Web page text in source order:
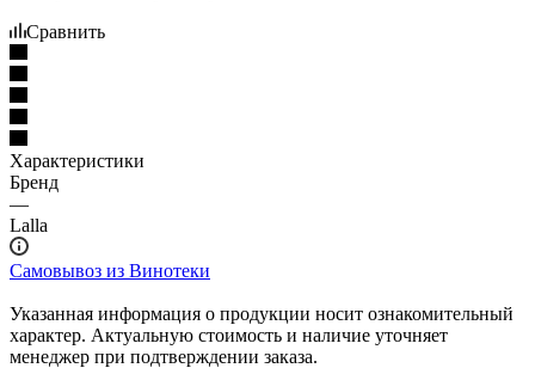
Сравнить
Характеристики
Бренд
—
Lalla
Самовывоз из Винотеки
Указанная информация о продукции носит ознакомительный
характер. Актуальную стоимость и наличие уточняет
менеджер при подтверждении заказа.